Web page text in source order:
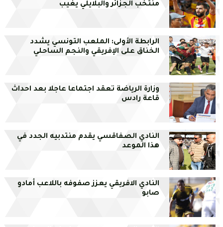
منتخب الجزائر والبلايلي يغيب
الرابطة الأولى: الملعب التونسي يشدد
الخناق على الإفريقي والنجم الساحلي
وزارة الرياضة تعقد اجتماعا عاجلا بعد احداث
قاعة رادس
النادي الصفاقسي يقدم منتدبيه الجدد في
هذا الموعد
النادي الافريقي يعزز صفوفه باللاعب أمادو
صابو